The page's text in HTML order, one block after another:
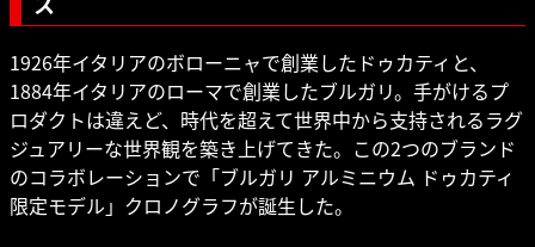
1926年イタリアのボローニャで創業したドゥカティと、
1884年イタリアのローマで創業したブルガリ。手がけるプ
ロダクトは違えど、時代を超えて世界中から支持されるラグ
ジュアリーな世界観を築き上げてきた。この2つのブランド
のコラボレーションで「ブルガリ アルミニウム ドゥカティ
限定モデル」クロノグラフが誕生した。